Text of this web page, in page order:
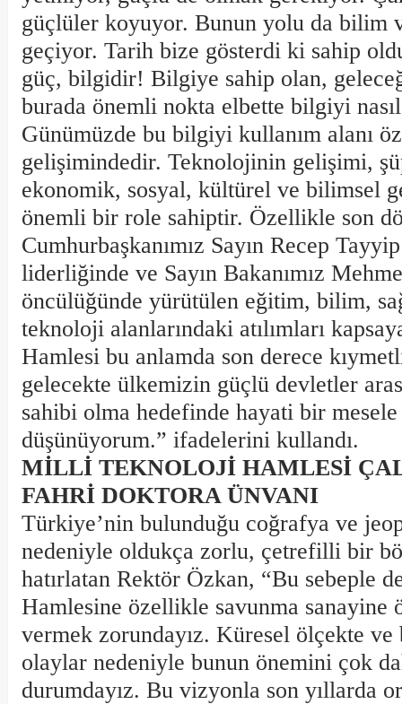
güçlüler koyuyor. Bunun yolu da bilim
geçiyor. Tarih bize gösterdi ki sahip
güç, bilgidir! Bilgiye sahip olan,
burada önemli nokta elbette bilgiyi nasıl
Günümüzde bu bilgiyi kullanım alanı
gelişimindedir. Teknolojinin gelişimi,
ekonomik, sosyal, kültürel ve bilimsel
önemli bir role sahiptir. Özellikle son
Cumhurbaşkanımız Sayın Recep
liderliğinde ve Sayın Bakanımız
öncülüğünde yürütülen eğitim, bilim,
teknoloji alanlarındaki atılımları
Hamlesi bu anlamda son derece
gelecekte ülkemizin güçlü devletler
sahibi olma hedefinde hayati bir
düşünüyorum.” ifadelerini kullandı.
MİLLİ TEKNOLOJİ HAMLESİ
FAHRİ DOKTORA ÜNVANI
Türkiye’nin bulunduğu coğrafya ve
nedeniyle oldukça zorlu, çetrefilli bir
hatırlatan Rektör Özkan, “Bu sebeple
Hamlesine özellikle savunma sanayine
vermek zorundayız. Küresel ölçekte ve
olaylar nedeniyle bunun önemini çok
durumdayız. Bu vizyonla son yıllarda